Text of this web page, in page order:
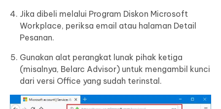
Jika dibeli melalui Program Diskon Microsoft
Workplace, periksa email atau halaman Detail
Pesanan.
Gunakan alat perangkat lunak pihak ketiga
(misalnya, Belarc Advisor) untuk mengambil kunci
dari versi Office yang sudah terinstal.